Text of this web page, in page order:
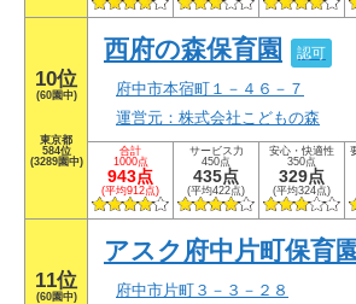
10位
(60園中)
東京都
584位
(3289園中)
西府の森保育園 認可
府中市本宿町１－４６－７
運営元：株式会社こどもの森
合計
1000点
943点
(平均912点)
サービス力
450点
435点
(平均422点)
安心・快適性
350点
329点
(平均324点)
11位
(60園中)
アスク府中片町保育園
府中市片町３－３－２８